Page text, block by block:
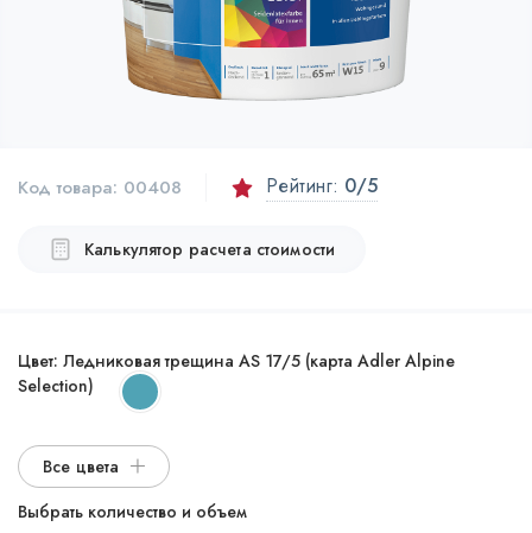
Код товара: 00408 Рейтинг: 0/5
Калькулятор расчета стоимости
Цвет: Ледниковая трещина AS 17/5 (карта Adler Alpine
Selection)
Все цвета
Выбрать количество и объем